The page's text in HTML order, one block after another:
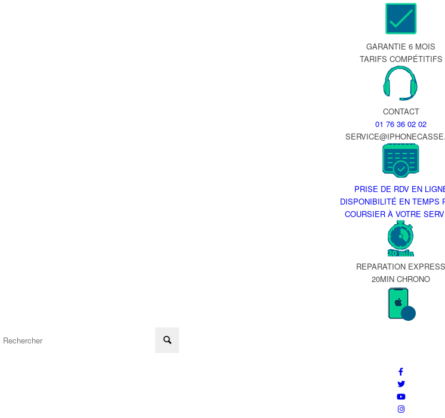
GARANTIE 6 MOIS
TARIFS COMPÉTITIFS
CONTACT
01 76 36 02 02
PRISE DE RDV EN
DISPONIBILITÉ EN TEMPS
COURSIER À VOTRE
REPARATION EXPRESS
20MIN CHRONO